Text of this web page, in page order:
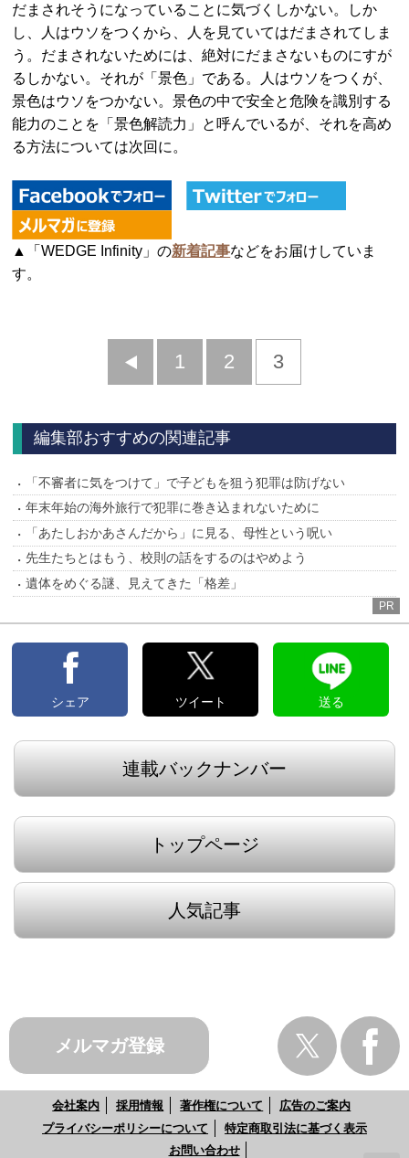
だまされそうになっていることに気づくしかない。しか
し、人はウソをつくから、人を見ていてはだまされてしま
う。だまされないためには、絶対にだまさないものにすが
るしかない。それが「景色」である。人はウソをつくが、
景色はウソをつかない。景色の中で安全と危険を識別する
能力のことを「景色解読力」と呼んでいるが、それを高め
る方法については次回に。
▲「WEDGE Infinity」の新着記事などをお届けしていま
す。
前
1 2 3
編集部おすすめの関連記事
「不審者に気をつけて」で子どもを狙う犯罪は防げない
年末年始の海外旅行で犯罪に巻き込まれないために
「あたしおかあさんだから」に見る、母性という呪い
先生たちとはもう、校則の話をするのはやめよう
遺体をめぐる謎、見えてきた「格差」
PR
シェア ツイート 送る
連載バックナンバー
トップページ
人気記事
メルマガ登録
会社案内 採用情報 著作権について
広告のご案内
プライバシーポリシーについて
特定商取引法に基づく表示
お問い合わせ